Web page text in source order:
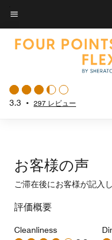
Skip
to
main
メニューのテキスト
3.3 • 297 レビュー
お客様の声
ご滞在後にお客様が記入
評価概要
Cleanliness